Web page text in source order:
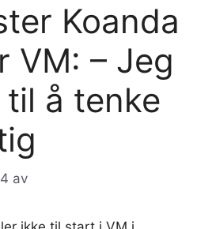
Koanda
VM: – Jeg
å tenke
av